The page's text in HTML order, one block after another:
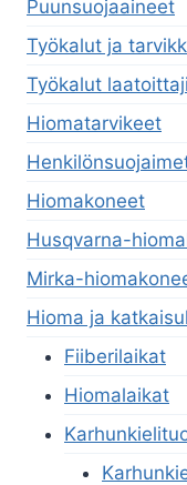
Puunsuojaaineet
Työkalut ja
Työkalut
Hiomatarvikeet
Hiomakoneet
Husqvarna-
Mirka-
Hioma ja
Fiiberilaikat
Hiomalaikat